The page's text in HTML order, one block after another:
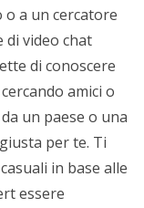
a un cercatore
di video chat
di conoscere
amici o
un paese o una
per te. Ti
in base alle
essere